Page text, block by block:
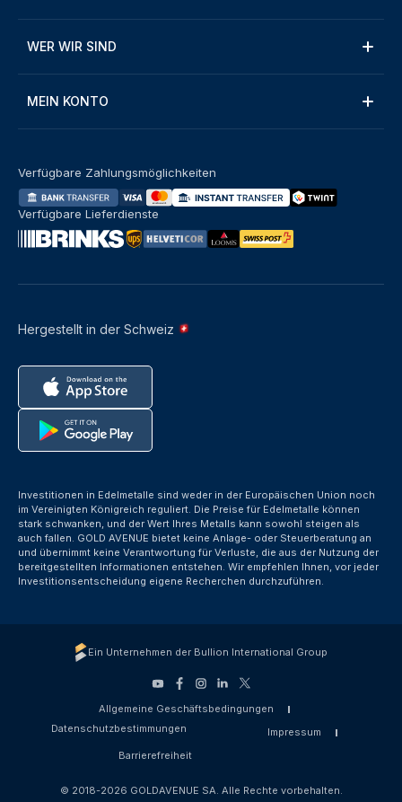
WER WIR SIND
MEIN KONTO
Hergestellt in der Schweiz
Verfügbare Zahlungsmöglichkeiten
Verfügbare Lieferdienste
Investitionen in Edelmetalle sind weder in der Europäischen Union noch
im Vereinigten Königreich reguliert. Die Preise für Edelmetalle können
stark schwanken, und der Wert Ihres Metalls kann sowohl steigen als
auch fallen. GOLD AVENUE bietet keine Anlage- oder Steuerberatung an
und übernimmt keine Verantwortung für Verluste, die aus der Nutzung der
bereitgestellten Informationen entstehen. Wir empfehlen Ihnen, vor jeder
Investitionsentscheidung eigene Recherchen durchzuführen.
Ein Unternehmen der Bullion International Group
Allgemeine Geschäftsbedingungen
Datenschutzbestimmungen
Impressum
Barrierefreiheit
© 2018-2026 GOLDAVENUE SA. Alle Rechte vorbehalten.